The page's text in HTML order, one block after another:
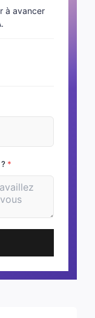
à avancer
*